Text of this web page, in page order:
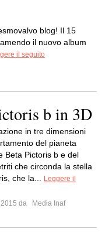
blog! Il 15
il nuovo album
il seguito
b in 3D
in tre dimensioni
del pianeta
Beta Pictoris b e del
che circonda la stella
che la...
Leggere il
2015 da
Media Inaf